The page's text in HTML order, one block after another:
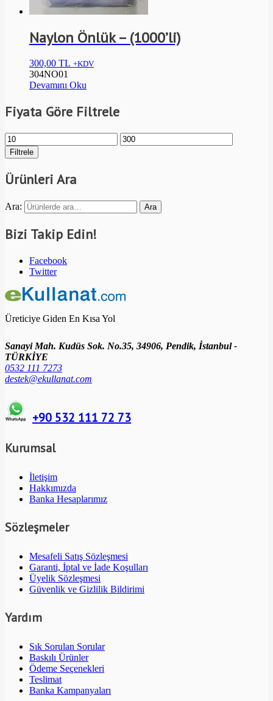
Naylon Önlük – (1000’li)
300,00 TL +KDV
304NO01
Devamını Oku
Fiyata Göre Filtrele
Filtrele
Ürünleri Ara
Ara: Ara
Bizi Takip Edin!
Facebook
Twitter
Üreticiye Giden En Kısa Yol
Sanayi Mah. Kudüs Sok. No.35, 34906, Pendik, İstanbul -
TÜRKİYE
0532 111 7273
destek@ekullanat.com
+90 532 111 72 73
Kurumsal
İletişim
Hakkımızda
Banka Hesaplarımız
Sözleşmeler
Mesafeli Satış Sözleşmesi
Garanti, İptal ve İade Koşulları
Üyelik Sözleşmesi
Güvenlik ve Gizlilik Bildirimi
Yardım
Sık Sorulan Sorular
Baskılı Ürünler
Ödeme Seçenekleri
Teslimat
Banka Kampanyaları